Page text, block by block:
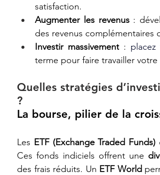
satisfaction.
Augmenter les revenus :
des revenus complémentaires
Investir massivement :
terme pour faire travailler votre
Quelles stratégies
?
La bourse, pilier de la
Les ETF (Exchange Traded Funds)
Ces fonds indiciels offrent une
des frais réduits. Un ETF World